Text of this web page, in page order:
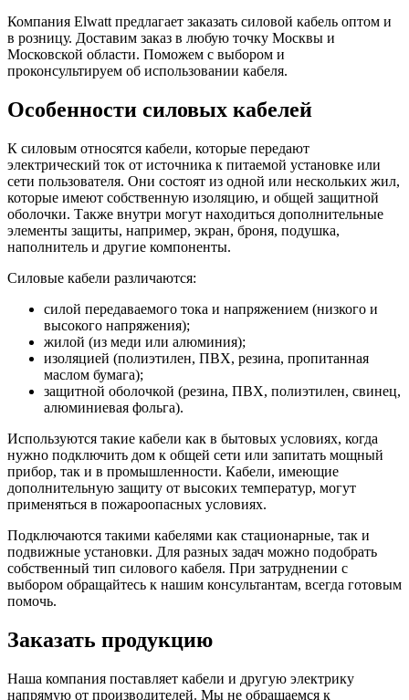
Компания Elwatt предлагает заказать силовой кабель оптом и
в розницу. Доставим заказ в любую точку Москвы и
Московской области. Поможем с выбором и
проконсультируем об использовании кабеля.
Особенности силовых кабелей
К силовым относятся кабели, которые передают
электрический ток от источника к питаемой установке или
сети пользователя. Они состоят из одной или нескольких жил,
которые имеют собственную изоляцию, и общей защитной
оболочки. Также внутри могут находиться дополнительные
элементы защиты, например, экран, броня, подушка,
наполнитель и другие компоненты.
Силовые кабели различаются:
силой передаваемого тока и напряжением (низкого и
высокого напряжения);
жилой (из меди или алюминия);
изоляцией (полиэтилен, ПВХ, резина, пропитанная
маслом бумага);
защитной оболочкой (резина, ПВХ, полиэтилен, свинец,
алюминиевая фольга).
Используются такие кабели как в бытовых условиях, когда
нужно подключить дом к общей сети или запитать мощный
прибор, так и в промышленности. Кабели, имеющие
дополнительную защиту от высоких температур, могут
применяться в пожароопасных условиях.
Подключаются такими кабелями как стационарные, так и
подвижные установки. Для разных задач можно подобрать
собственный тип силового кабеля. При затруднении с
выбором обращайтесь к нашим консультантам, всегда готовым
помочь.
Заказать продукцию
Наша компания поставляет кабели и другую электрику
напрямую от производителей. Мы не обращаемся к